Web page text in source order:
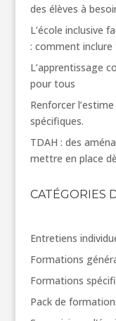
des élèves à
L’école inclusive
: comment inclure
L’apprentissage
pour tous
Renforcer
spécifiques.
TDAH : des
mettre en place
CATÉGORIES
Entretiens
Formations
Formations
Pack de